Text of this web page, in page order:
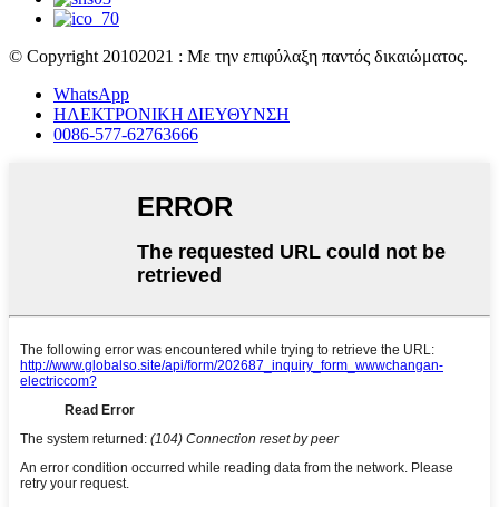
© Copyright 20102021 : Με την επιφύλαξη παντός δικαιώματος.
WhatsApp
ΗΛΕΚΤΡΟΝΙΚΗ ΔΙΕΥΘΥΝΣΗ
0086-577-62763666